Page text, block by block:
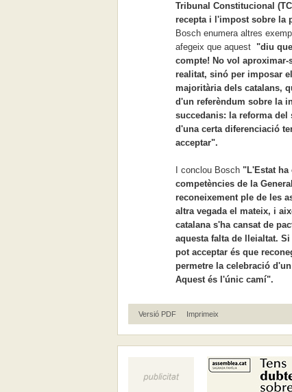
Tribunal Constitucional
recepta i l'impost sobre la
Bosch enumera altres
afegeix que aquest "diu
compte! No vol aproximar-
realitat, sinó per imposar
majoritària dels catalans,
d'un referèndum sobre la
succedanis: la reforma del
d'una certa diferenciació
acceptar".
I conclou Bosch "L'Estat ha
competències de la
reconeixement ple de les
altra vegada el mateix, i
catalana s'ha cansat de
aquesta falta de lleialtat.
pot acceptar és que
permetre la celebració
Aquest és l'únic camí".
Versió PDF Imprimeix